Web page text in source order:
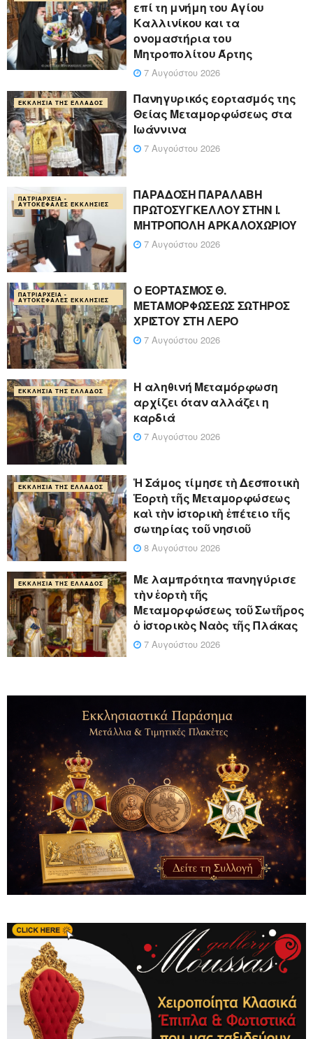
επί τη μνήμη του Αγίου
Καλλινίκου και τα
ονομαστήρια του
Μητροπολίτου Άρτης
7 Αυγούστου 2026
ΕΚΚΛΗΣΊΑ ΤΗΣ ΕΛΛΆΔΟΣ
Πανηγυρικός εορτασμός της
Θείας Μεταμορφώσεως στα
Ιωάννινα
7 Αυγούστου 2026
ΠΑΤΡΙΑΡΧΕΊΑ -
ΑΥΤΟΚΈΦΑΛΕΣ ΕΚΚΛΗΣΊΕΣ
ΠΑΡΑΔΟΣΗ ΠΑΡΑΛΑΒΗ
ΠΡΩΤΟΣΥΓΚΕΛΛΟΥ ΣΤΗΝ Ι.
ΜΗΤΡΟΠΟΛΗ ΑΡΚΑΛΟΧΩΡΙΟΥ
7 Αυγούστου 2026
ΠΑΤΡΙΑΡΧΕΊΑ -
ΑΥΤΟΚΈΦΑΛΕΣ ΕΚΚΛΗΣΊΕΣ
Ο ΕΟΡΤΑΣΜΟΣ Θ.
ΜΕΤΑΜΟΡΦΩΣΕΩΣ ΣΩΤΗΡΟΣ
ΧΡΙΣΤΟΥ ΣΤΗ ΛΕΡΟ
7 Αυγούστου 2026
ΕΚΚΛΗΣΊΑ ΤΗΣ ΕΛΛΆΔΟΣ
Η αληθινή Μεταμόρφωση
αρχίζει όταν αλλάζει η
καρδιά
7 Αυγούστου 2026
ΕΚΚΛΗΣΊΑ ΤΗΣ ΕΛΛΆΔΟΣ
Ἡ Σάμος τίμησε τὴ Δεσποτικὴ
Ἑορτὴ τῆς Μεταμορφώσεως
καὶ τὴν ἱστορικὴ ἐπέτειο τῆς
σωτηρίας τοῦ νησιοῦ
8 Αυγούστου 2026
ΕΚΚΛΗΣΊΑ ΤΗΣ ΕΛΛΆΔΟΣ
Με λαμπρότητα πανηγύρισε
τὴν ἑορτὴ τῆς
Μεταμορφώσεως τοῦ Σωτῆρος
ὁ ἱστορικὸς Ναὸς τῆς Πλάκας
7 Αυγούστου 2026